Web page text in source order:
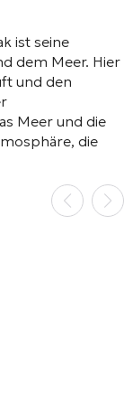
ist seine
dem Meer. Hier
und den
Meer und die
die